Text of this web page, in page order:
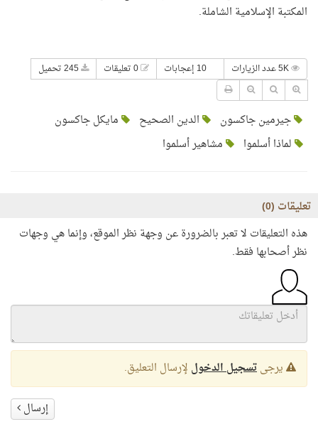
المكتبة الإسلامية الشاملة.
10 إعجابات
جيرمين جاكسون الدين الصحيح
مايكل جاكسون
لماذا أسلموا
مشاهير أسلموا
تعليقات (0
)
هذه التعليقات لا تعبر بالضرورة عن وجهة نظر الموقع، وإنما هي وجهات
نظر أصحابها فقط.
يرجىتسجيل الدخول لإرسال التعليق.
إرسال